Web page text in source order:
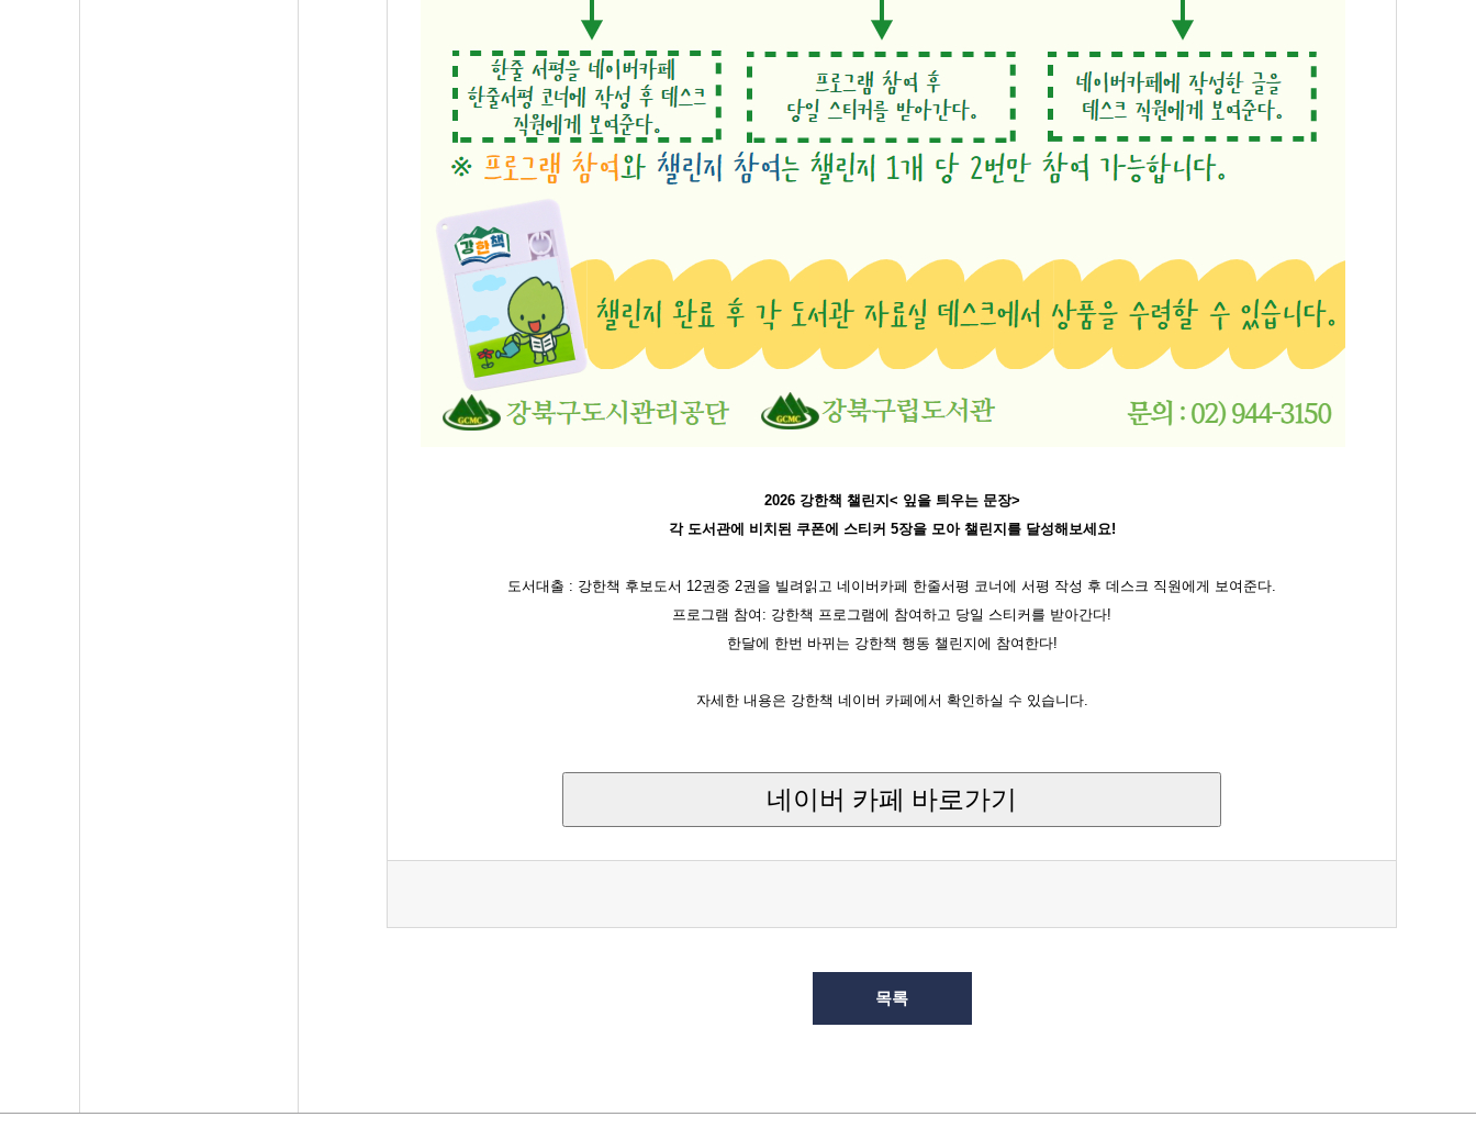
2026 강한책 챌린지< 잎을 틔우는 문장>
각 도서관에 비치된 쿠폰에 스티커 5장을 모아 챌린지를 달성해보세요!
도서대출 : 강한책 후보도서 12권중 2권을 빌려읽고 네이버카페 한줄서평 코너에 서평 작성 후 데스크 직원에게 보여준다.
프로그램 참여: 강한책 프로그램에 참여하고 당일 스티커를 받아간다!
한달에 한번 바뀌는 강한책 행동 챌린지에 참여한다!
자세한 내용은 강한책 네이버 카페에서 확인하실 수 있습니다.
네이버 카페 바로가기
목록